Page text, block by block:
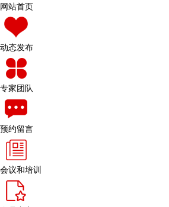
网站首页
动态发布
专家团队
预约留言
会议和培训